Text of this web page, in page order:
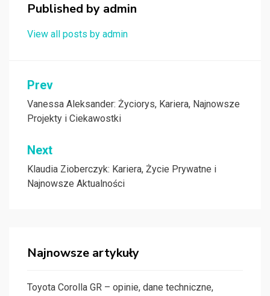
Published by admin
View all posts by admin
Nawigacja
wpisu
Prev
Vanessa Aleksander: Życiorys, Kariera, Najnowsze
Projekty i Ciekawostki
Next
Klaudia Zioberczyk: Kariera, Życie Prywatne i
Najnowsze Aktualności
Najnowsze artykuły
Toyota Corolla GR – opinie, dane techniczne,